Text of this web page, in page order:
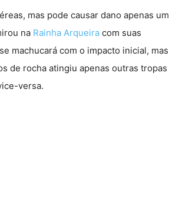
mas pode causar dano apenas um
na Rainha Arqueira com suas
machucará com o impacto inicial, mas
de rocha atingiu apenas outras tropas
versa.